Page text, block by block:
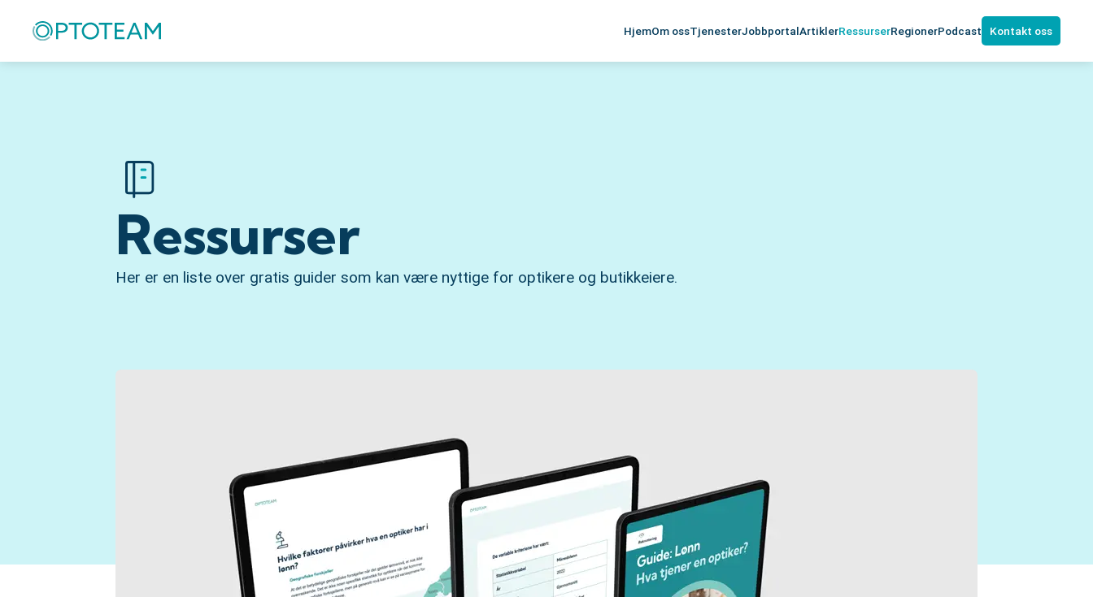
HjemOm ossTjenesterJobbportalArtiklerRessurserRegionerPodcast Kontakt oss
Ressurser
Her er en liste over gratis guider som kan være nyttige for optikere og butikkeiere.